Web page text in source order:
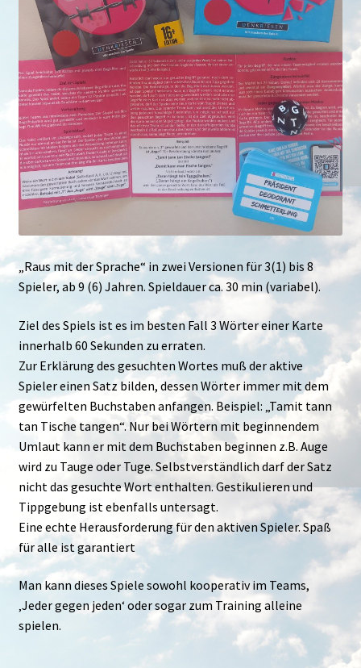
„Raus mit der Sprache“ in zwei Versionen für 3(1) bis 8
Spieler, ab 9 (6) Jahren. Spieldauer ca. 30 min (variabel).
Ziel des Spiels ist es im besten Fall 3 Wörter einer Karte
innerhalb 60 Sekunden zu erraten.
Zur Erklärung des gesuchten Wortes muß der aktive
Spieler einen Satz bilden, dessen Wörter immer mit dem
gewürfelten Buchstaben anfangen. Beispiel: „Tamit tann
tan Tische tangen“. Nur bei Wörtern mit beginnendem
Umlaut kann er mit dem Buchstaben beginnen z.B. Auge
wird zu Tauge oder Tuge. Selbstverständlich darf der Satz
nicht das gesuchte Wort enthalten. Gestikulieren und
Tippgebung ist ebenfalls untersagt.
Eine echte Herausforderung für den aktiven Spieler. Spaß
für alle ist garantiert
Man kann dieses Spiele sowohl kooperativ im Teams,
‚Jeder gegen jeden‘ oder sogar zum Training alleine
spielen.